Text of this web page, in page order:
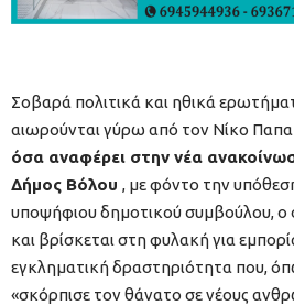
Σοβαρά πολιτικά και ηθικά
αιωρούνται γύρω από τον Νίκο
όσα αναφέρει στην νέα
Δήμος Βόλου , με φόντο την
υποψήφιου δημοτικού συμβούλου, ο
και βρίσκεται στη φυλακή για
εγκληματική δραστηριότητα που,
«σκόρπισε τον θάνατο σε νέους